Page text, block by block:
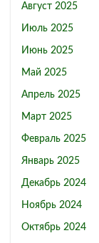
Август 2025
Июль 2025
Июнь 2025
Май 2025
Апрель 2025
Март 2025
Февраль 2025
Январь 2025
Декабрь 2024
Ноябрь 2024
Октябрь 2024